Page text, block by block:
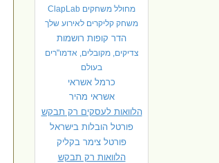
מחולל משחקים ClapLab
משחק קליקרים לאירוע שלך
הדר קופות רושמות
צדיקים, מקובלים, אדמו"רים
בעולם
כרמל אשראי
אשראי מהיר
הלוואות לעסקים רק תבקש
פורטל הובלות בישראל
פורטל צימר בקליק
הלוואות רק תבקש